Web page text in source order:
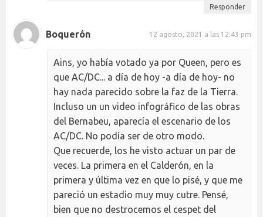
Responder
Boquerón 12 agosto, 2021 a las 12:43 pm
Ains, yo había votado ya por Queen, pero es
que AC/DC... a día de hoy -a día de hoy- no
hay nada parecido sobre la faz de la Tierra.
Incluso un un video infográfico de las obras
del Bernabeu, aparecía el escenario de los
AC/DC. No podía ser de otro modo.
Que recuerde, los he visto actuar un par de
veces. La primera en el Calderón, en la
primera y última vez en que lo pisé, y que me
pareció un estadio muy muy cutre. Pensé,
bien que no destrocemos el cespet del